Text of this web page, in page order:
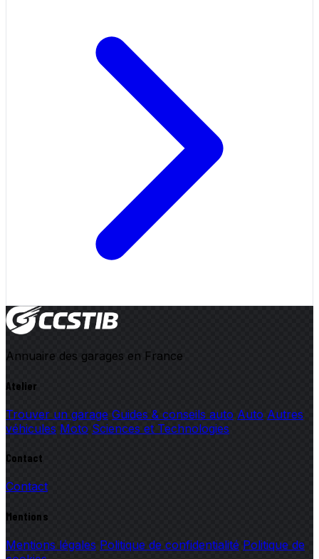
Annuaire des garages en France
Atelier
Trouver un garage Guides & conseils auto Auto Autres
véhicules Moto Sciences et Technologies
Contact
Contact
Mentions
Mentions légales Politique de confidentialité Politique de